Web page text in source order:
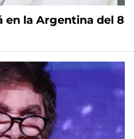
en la Argentina del 8